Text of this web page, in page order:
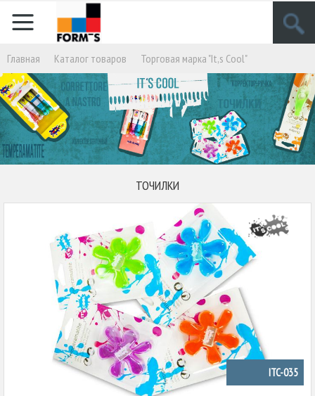
Главная Кaталог товаров Торговая марка "It,s Cool"
ТОЧИЛКИ
ITC-035